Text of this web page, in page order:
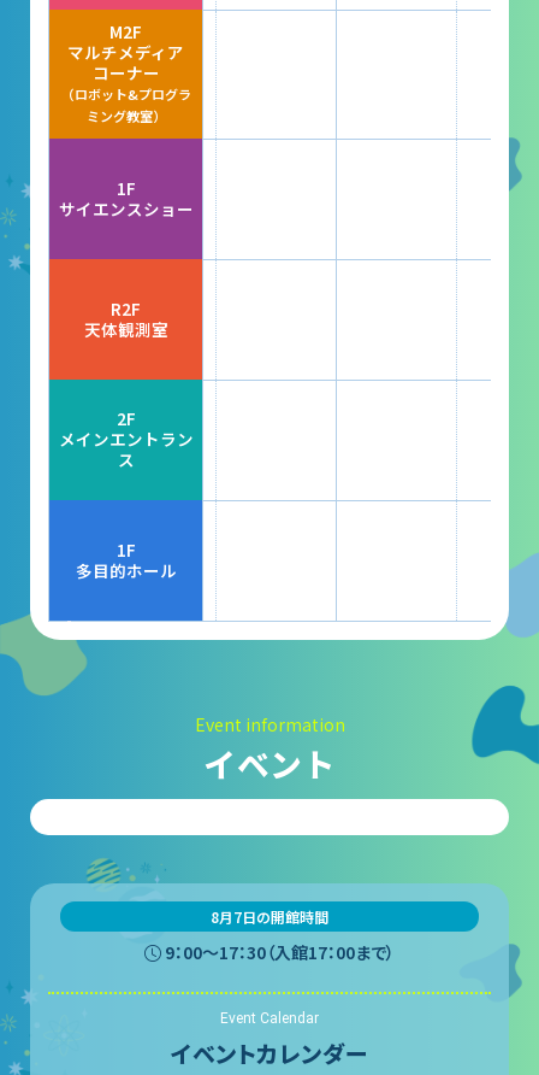
レストラン
あそびの部屋
マルチメディアコーナー
大村智名誉館長
サイエンスショーブース
多目的ホール
作品展
大村賞
科学館で働きたい方へ
実験・展示分野のアルバイト募集
インフォメーション アルバイト募集
科学館ボランティア募集
職場体験・実習・CST
博物館実習について
M2F
マルチメディア
コーナー
（ロボット&プログラ
ミング教室）
1F
サイエンスショー
R2F
天体観測室
2F
メインエントラン
ス
1F
多目的ホール
Event information
イベント
8月7日の開館時間
9：00〜17：30（入館17：00まで）
Event Calendar
イベントカレンダー